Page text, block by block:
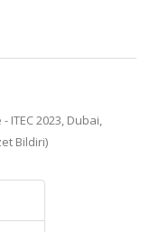
2023, Dubai,
Bildiri)